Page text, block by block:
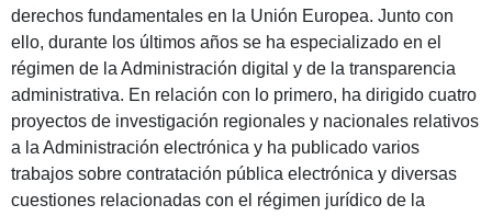
derechos fundamentales en la Unión Europea. Junto con
ello, durante los últimos años se ha especializado en el
régimen de la Administración digital y de la transparencia
administrativa. En relación con lo primero, ha dirigido cuatro
proyectos de investigación regionales y nacionales relativos
a la Administración electrónica y ha publicado varios
trabajos sobre contratación pública electrónica y diversas
cuestiones relacionadas con el régimen jurídico de la